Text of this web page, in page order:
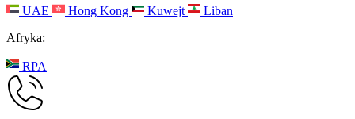
UAE Hong Kong Kuwejt
Liban
Afryka:
RPA